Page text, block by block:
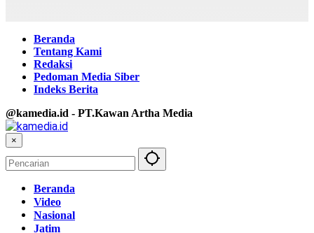
Beranda
Tentang Kami
Redaksi
Pedoman Media Siber
Indeks Berita
@kamedia.id - PT.Kawan Artha Media
×
Beranda
Video
Nasional
Jatim